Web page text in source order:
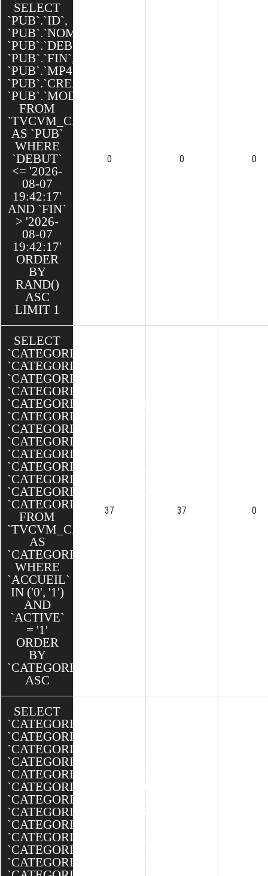
SELECT
`PUB`.`ID`,
`PUB`.`NOM`,
`PUB`.`DEBUT`,
`PUB`.`FIN`,
`PUB`.`MP4`,
`PUB`.`CREATED`,
`PUB`.`MODIFIED`
FROM
`TVCVM_CAKE`.`PUBS`
AS `PUB`
WHERE
`DEBUT`
<= '2026-
08-07
19:42:17'
AND `FIN`
> '2026-
08-07
19:42:17'
ORDER
BY
RAND()
ASC
LIMIT 1
0 0 0
SELECT
`CATEGORIE`.`ID`,
`CATEGORIE`.`TITRE`,
`CATEGORIE`.`TEXTE`,
`CATEGORIE`.`MINIATURE`,
`CATEGORIE`.`BANNIERE`,
`CATEGORIE`.`SEO_SLUG`,
`CATEGORIE`.`SEO_TITLE`,
`CATEGORIE`.`SEO_DESCRIPTION`,
`CATEGORIE`.`ORDRE`,
`CATEGORIE`.`ACCUEIL`,
`CATEGORIE`.`ACTIVE`,
`CATEGORIE`.`CREATED`,
`CATEGORIE`.`MODIFIED`
FROM
`TVCVM_CAKE`.`CATEGORIES`
AS
`CATEGORIE`
WHERE
`ACCUEIL`
IN ('0', '1')
AND
`ACTIVE`
= '1'
ORDER
BY
`CATEGORIE`.`ORDRE`
ASC
37 37 0
SELECT
`CATEGORIE`.`ID`,
`CATEGORIE`.`TITRE`,
`CATEGORIE`.`TEXTE`,
`CATEGORIE`.`MINIATURE`,
`CATEGORIE`.`BANNIERE`,
`CATEGORIE`.`SEO_SLUG`,
`CATEGORIE`.`SEO_TITLE`,
`CATEGORIE`.`SEO_DESCRIPTION`,
`CATEGORIE`.`ORDRE`,
`CATEGORIE`.`ACCUEIL`,
`CATEGORIE`.`ACTIVE`,
`CATEGORIE`.`CREATED`,